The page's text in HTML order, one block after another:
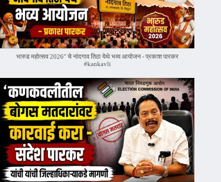
भारुड महोत्सव 2026" चे नांदगाव तिठा येथे भव्य आयोजन - प्रकाश पारकर
#kankavli